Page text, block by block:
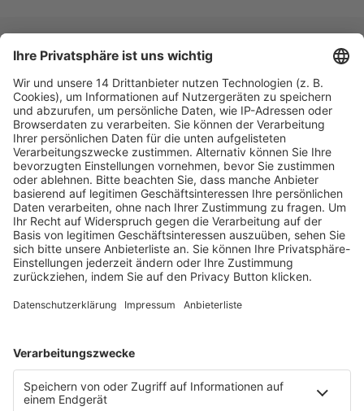
Fachmedien Recht und Wirtschaft
Ein Fachbereich der
dfv Mediengruppe
Mainzer Landstr. 251
60326 Frankfurt am Main
E-Mail:info@ruw.de
Web:https://www.ruw.de
AGB
Datenschutzerklärung
Genderhinweis